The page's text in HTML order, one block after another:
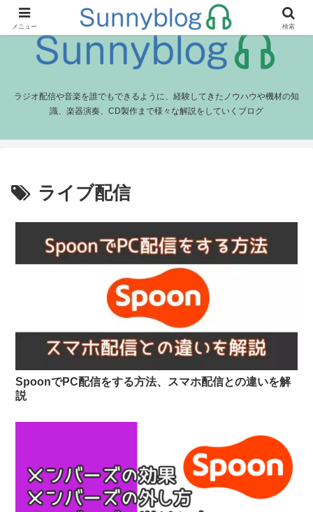
ラジオ配信や音楽を誰でもできるように、経験してきたノウハウや機材の知
識、楽器演奏、CD製作まで様々な解説をしていくブログ
ライブ配信
SpoonでPC配信をする方法、スマホ配信との違いを解
説
メニュー 検索